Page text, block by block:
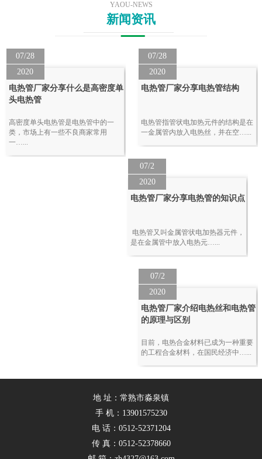
YAOU-NEWS
新闻资讯
07/28
2020
电热管厂家分享什么是高密度单
头电热管
高密度单头电热管是电热管中的一
类，市场上有一些不良商家常用
一…...
07/28
2020
电热管厂家分享电热管结构
电热管指管状电加热元件的结构是在
一金属管内放入电热丝，并在空…...
07/2
2020
电热管厂家分享电热管的知识点
电热管又叫金属管状电加热器元件，
是在金属管中放入电热元…...
07/2
2020
电热管厂家介绍电热丝和电热管
的原理与区别
目前，电热合金材料已成为一种重要
的工程合金材料，在国民经济中…...
地 址：常熟市淼泉镇
手 机：13901575230
电 话：0512-52371204
传 真：0512-52378660